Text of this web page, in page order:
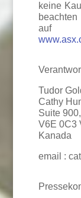
keine
auf
Tudor
Cathy
Suite
V6E 0C3
Kanada
email :